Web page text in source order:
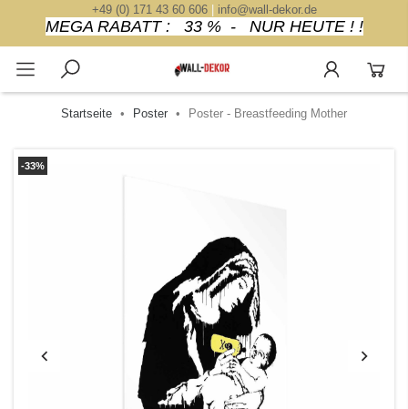
+49 (0) 171 43 60 606| info@wall-dekor.de
MEGA RABATT : 33 % - NUR HEUTE ! !
Startseite Poster Poster - Breastfeeding Mother
-33%